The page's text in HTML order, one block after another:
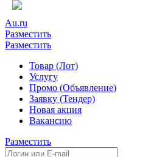
Au.ru
Разместить
Разместить
Товар (Лот)
Услугу
Промо (Объявление)
Заявку (Тендер)
Новая акция
Вакансию
Разместить